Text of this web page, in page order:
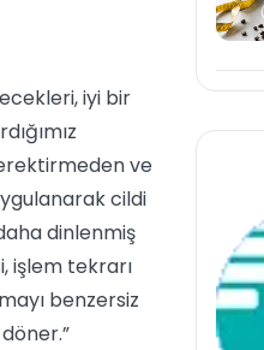
iyi bir
ve
cildi
dinlenmiş
işlem tekrarı
benzersiz